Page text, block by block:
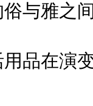
雅之间
在演变